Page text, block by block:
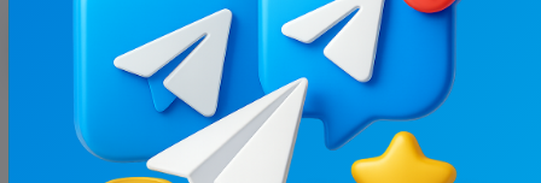
З цим каналом часто купують
/
3.1K
Рідна мова
Лінгвістика